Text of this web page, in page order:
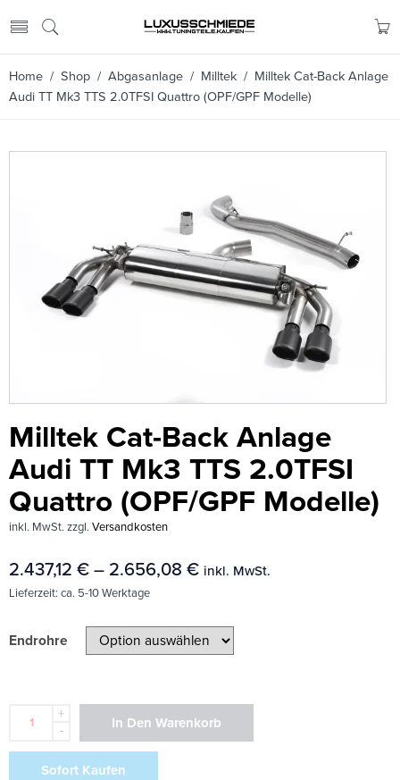
Home / Shop / Abgasanlage / Milltek / Milltek Cat-Back Anlage
Audi TT Mk3 TTS 2.0TFSI Quattro (OPF/GPF Modelle)
Milltek Cat-Back Anlage
Audi TT Mk3 TTS 2.0TFSI
Quattro (OPF/GPF Modelle)
inkl. MwSt. zzgl. Versandkosten
2.437,12 € – 2.656,08 € inkl. MwSt.
Lieferzeit: ca. 5-10 Werktage
Endrohre
+
-
In Den Warenkorb
Sofort Kaufen